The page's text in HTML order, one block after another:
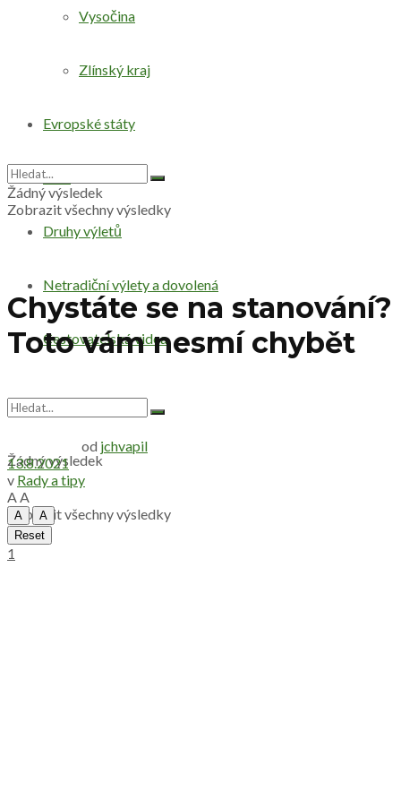
Vysočina
Zlínský kraj
Evropské státy
Svět
Druhy výletů
Netradiční výlety a dovolená
Cestovatelská videa
Žádný výsledek
Zobrazit všechny výsledky
Žádný výsledek
Zobrazit všechny výsledky
Chystáte se na stanování?
Toto vám nesmí chybět
od jchvapil
13.8.2021
v Rady a tipy
AA
A
A
Reset
1